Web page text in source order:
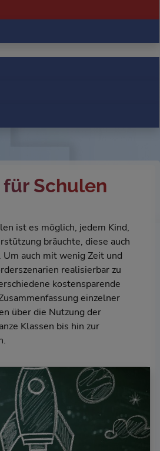
Schulen
ist es möglich, jedem Kind,
bräuchte, diese auch
Um auch mit wenig Zeit und
realisierbar zu
kostensparende
einzelner
über die Nutzung der
Klassen bis hin zur